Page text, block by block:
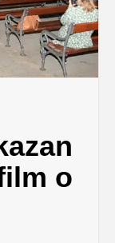
o